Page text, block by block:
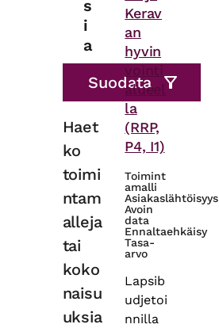
s
i
a
Haet
ko
toimi
ntam
alleja
tai
koko
naisu
uksia
Kerav
an
hyvin
vointi
alueel
la
(RRP,
P4, I1)
Toimint
amalli
Asiakaslähtöisyys
Avoin
data
Ennaltaehkäisy
Tasa-
arvo
Lapsib
udjetoi
nnilla